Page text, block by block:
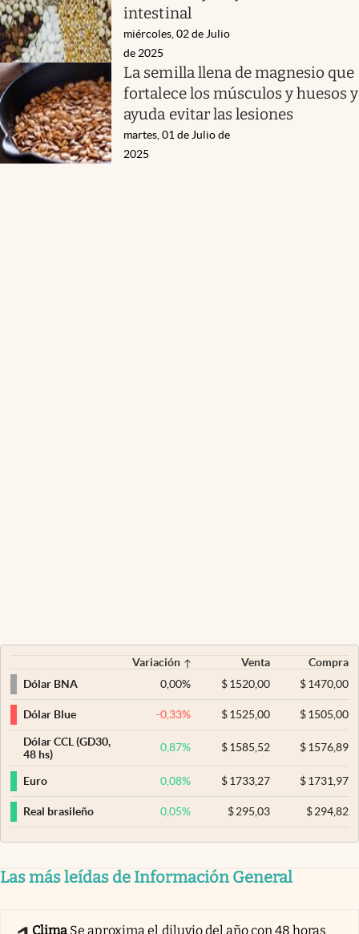
intestinal
miércoles, 02 de Julio
de 2025
La semilla llena de magnesio que
fortalece los músculos y huesos y
ayuda evitar las lesiones
martes, 01 de Julio de
2025
Variación Venta
Compra
Dólar BNA
0,00% $ 1520,00 $1470,00
Dólar Blue -0,33% $ 1525,00 $1505,00
Dólar CCL (GD30,
48 hs)
0,87% $ 1585,52 $1576,89
Euro 0,08% $ 1733,27 $1731,97
Real brasileño 0,05% $ 295,03 $294,82
Las más leídas de Información General
Clima Se aproxima el diluvio del año con 48 horas